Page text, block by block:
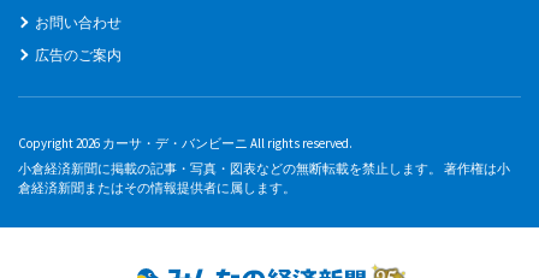
お問い合わせ
広告のご案内
Copyright 2026 カーサ・デ・バンビーニ All rights reserved.
小倉経済新聞に掲載の記事・写真・図表などの無断転載を禁止します。 著作権は小
倉経済新聞またはその情報提供者に属します。